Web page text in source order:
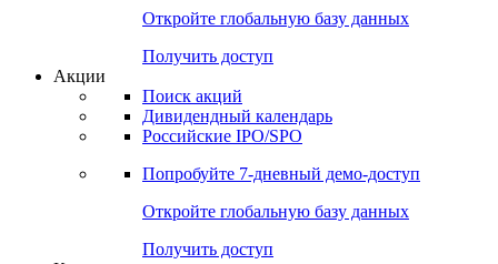
Откройте глобальную базу данных
Получить доступ
Акции
Поиск акций
Дивидендный календарь
Российские IPO/SPO
Попробуйте 7-дневный демо-доступ
Откройте глобальную базу данных
Получить доступ